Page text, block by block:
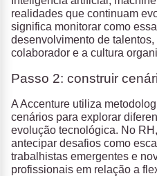
realidades que continuam
significa monitorar como
desenvolvimento de
colaborador e a cultura
Passo 2: construir
A Accenture utiliza
cenários para explorar
evolução tecnológica. No
antecipar desafios como
trabalhistas emergentes e
profissionais em relação a